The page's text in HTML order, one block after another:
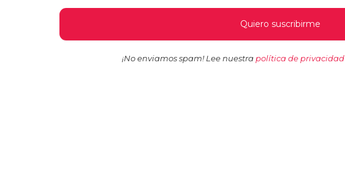
¡No enviamos spam! Lee nuestrapolítica de privacidad